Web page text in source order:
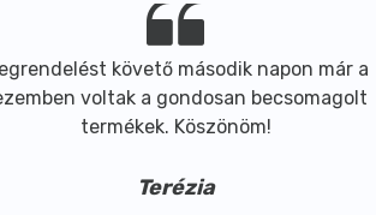
követő második napon már a
voltak a gondosan becsomagolt
termékek. Köszönöm!
Terézia